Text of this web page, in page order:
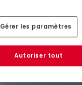
Gérer les paramètres
Autoriser tout